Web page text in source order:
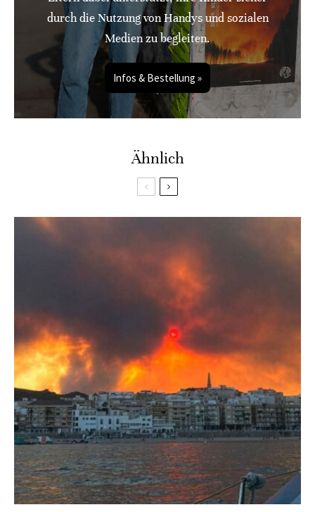
durch die Nutzung von Handys und sozialen
Medien zu begleiten.
Infos & Bestellung »
Ähnlich